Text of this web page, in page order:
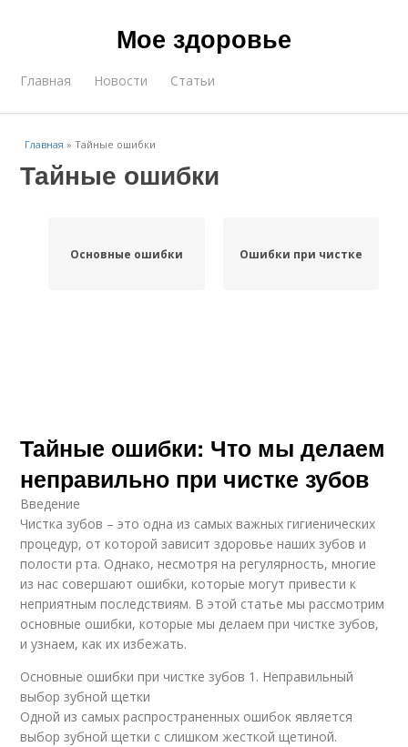
Мое здоровье
Главная Новости Статьи
Главная »Тайные ошибки
Тайные ошибки
Основные ошибки Ошибки при чистке
Тайные ошибки: Что мы делаем
неправильно при чистке зубов
Введение
Чистка зубов – это одна из самых важных гигиенических
процедур, от которой зависит здоровье наших зубов и
полости рта. Однако, несмотря на регулярность, многие
из нас совершают ошибки, которые могут привести к
неприятным последствиям. В этой статье мы рассмотрим
основные ошибки, которые мы делаем при чистке зубов,
и узнаем, как их избежать.
Основные ошибки при чистке зубов 1. Неправильный
выбор зубной щетки
Одной из самых распространенных ошибок является
выбор зубной щетки с слишком жесткой щетиной.